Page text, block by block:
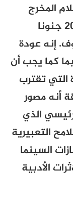
المخرج
الأمريكي روبرت إيجرز، أكثر أفلام 2019 جنونا
إنه عودة
كما يجب أن
التي تقترب
أنه مصور
الرئيسي الذي
التعبيرية
السينما
الأدبية